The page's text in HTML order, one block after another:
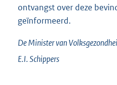
ontvangst over deze
geïnformeerd.
De Minister van
E.I.Schippers